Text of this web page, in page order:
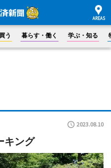
買う 暮らす・働く 学ぶ・知る
2023.08.10
キング